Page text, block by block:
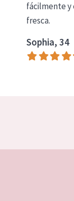
fácilmente y
fresca.
Sophia, 34